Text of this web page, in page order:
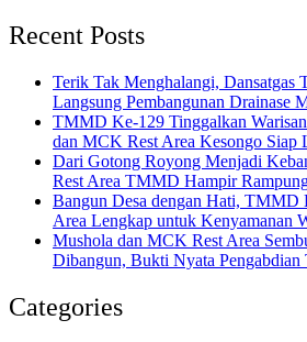
Recent Posts
Terik Tak Menghalangi,
Langsung Pembangunan Drainase
TMMD Ke-129 Tinggalkan
dan MCK Rest Area Kesongo Siap
Dari Gotong Royong Menjadi
Rest Area TMMD Hampir
Bangun Desa dengan Hati, TMMD
Area Lengkap untuk Kenyamanan
Mushola dan MCK Rest Area
Dibangun, Bukti Nyata
Categories